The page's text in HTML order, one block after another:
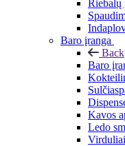
Riebalų
Baro įranga
Back
Baro
Kavos
Ledo